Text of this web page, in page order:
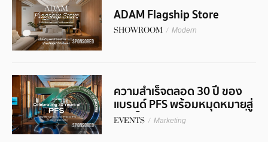
SPONSORED
ADAM Flagship Store
SHOWROOM / Modern
SPONSORED
ความสำเร็จตลอด 30 ปี ของ
แบรนด์ PFS พร้อมหมุดหมายสู่
การเป็นอุตสาหกรรมอาหารที่ดี
EVENTS / Marketing